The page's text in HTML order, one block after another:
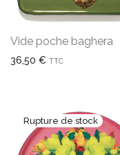
Vide poche baghera
36,50 € TTC